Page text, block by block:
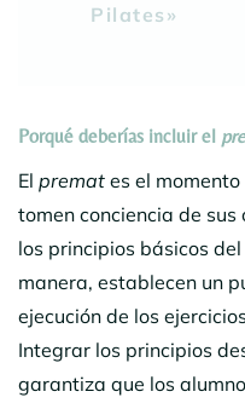
Pilates»
Porqué deberías incluir el
El premat es el
tomen conciencia de
los principios básicos
manera, establecen un
ejecución de los
Integrar los principios
garantiza que los